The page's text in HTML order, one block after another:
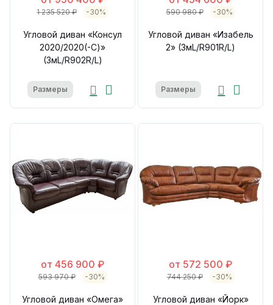
1 235 520 ₽ -30%
Угловой диван «Консул
2020/2020(-С)»
(3мL/R902R/L)
Размеры
590 980 ₽ -30%
Угловой диван «Изабель
2» (3мL/R901R/L)
Размеры
от 456 900 ₽
593 970 ₽ -30%
Угловой диван «Омега»
от 572 500 ₽
744 250 ₽ -30%
Угловой диван «Йорк»